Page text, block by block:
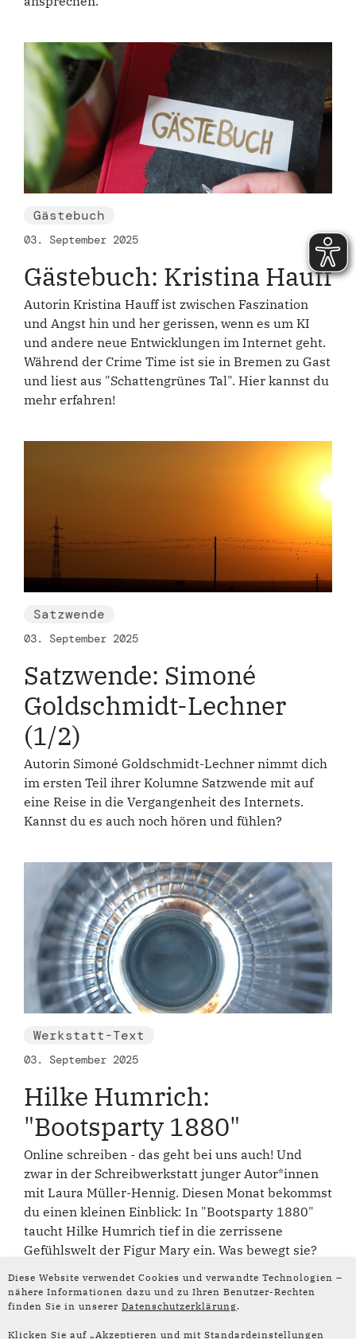
Diese Website verwendet Cookies und verwandte Technologien –
nähere Informationen dazu und zu Ihren Benutzer-Rechten
finden Sie in unserer Datenschutzerklärung.
Klicken Sie auf „Akzeptieren und mit Standardeinstellungen
Gästebuch
03. September 2025
Gästebuch: Kristina Hauff
Autorin Kristina Hauff ist zwischen Faszination
und Angst hin und her gerissen, wenn es um KI
und andere neue Entwicklungen im Internet geht.
Während der Crime Time ist sie in Bremen zu Gast
und liest aus "Schattengrünes Tal". Hier kannst du
mehr erfahren!
Satzwende
03. September 2025
Satzwende: Simoné
Goldschmidt-Lechner
(1/2)
Autorin Simoné Goldschmidt-Lechner nimmt dich
im ersten Teil ihrer Kolumne Satzwende mit auf
eine Reise in die Vergangenheit des Internets.
Kannst du es auch noch hören und fühlen?
Werkstatt-Text
03. September 2025
Hilke Humrich:
"Bootsparty 1880"
Online schreiben - das geht bei uns auch! Und
zwar in der Schreibwerkstatt junger Autor*innen
mit Laura Müller-Hennig. Diesen Monat bekommst
du einen kleinen Einblick: In "Bootsparty 1880"
taucht Hilke Humrich tief in die zerrissene
Gefühlswelt der Figur Mary ein. Was bewegt sie?